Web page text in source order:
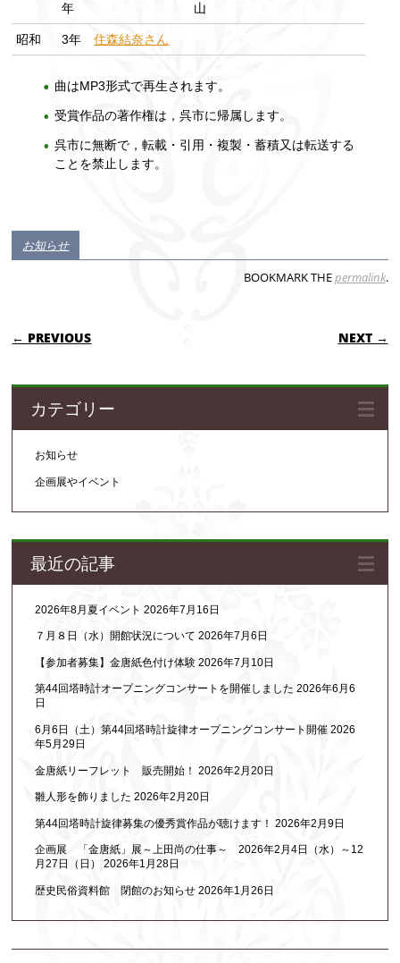
年
山
昭和 3年 住森結奈さん
曲はMP3形式で再生されます。
受賞作品の著作権は，呉市に帰属します。
呉市に無断で，転載・引用・複製・蓄積又は転送する
ことを禁止します。
お知らせ
BOOKMARK THEpermalink.
POST NAVIGATION
← PREVIOUS NEXT →
カテゴリー
お知らせ
企画展やイベント
最近の記事
2026年8月夏イベント 2026年7月16日
７月８日（水）開館状況について 2026年7月6日
【参加者募集】金唐紙色付け体験 2026年7月10日
第44回塔時計オープニングコンサートを開催しました 2026年6月6
日
6月6日（土）第44回塔時計旋律オープニングコンサート開催 2026
年5月29日
金唐紙リーフレット 販売開始！ 2026年2月20日
雛人形を飾りました 2026年2月20日
第44回塔時計旋律募集の優秀賞作品が聴けます！ 2026年2月9日
企画展 「金唐紙」展～上田尚の仕事～ 2026年2月4日（水）～12
月27日（日）
2026年1月28日
歴史民俗資料館 閉館のお知らせ 2026年1月26日